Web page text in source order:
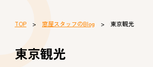
TOP > 窓屋スタッフのBlog > 東京観光
東京観光